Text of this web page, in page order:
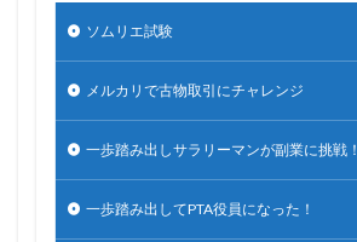
ソムリエ試験
メルカリで古物取引にチャレンジ
一歩踏み出しサラリーマンが副業に挑戦！
一歩踏み出してPTA役員になった！